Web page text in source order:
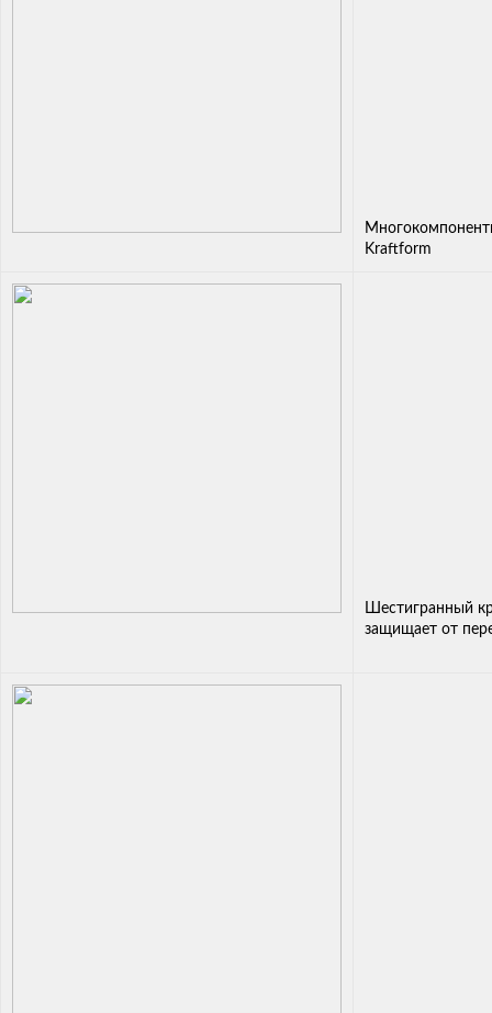
Kraftform
Шестигранный
защищает от